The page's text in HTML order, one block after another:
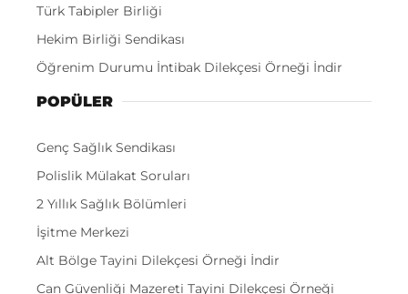
Türk Tabipler Birliği
Hekim Birliği Sendikası
Öğrenim Durumu İntibak Dilekçesi Örneği İndir
POPÜLER
Genç Sağlık Sendikası
Polislik Mülakat Soruları
2 Yıllık Sağlık Bölümleri
İşitme Merkezi
Alt Bölge Tayini Dilekçesi Örneği İndir
Can Güvenliği Mazereti Tayini Dilekçesi Örneği